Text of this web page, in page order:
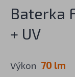
Baterka
+ UV
Výkon 70 lm